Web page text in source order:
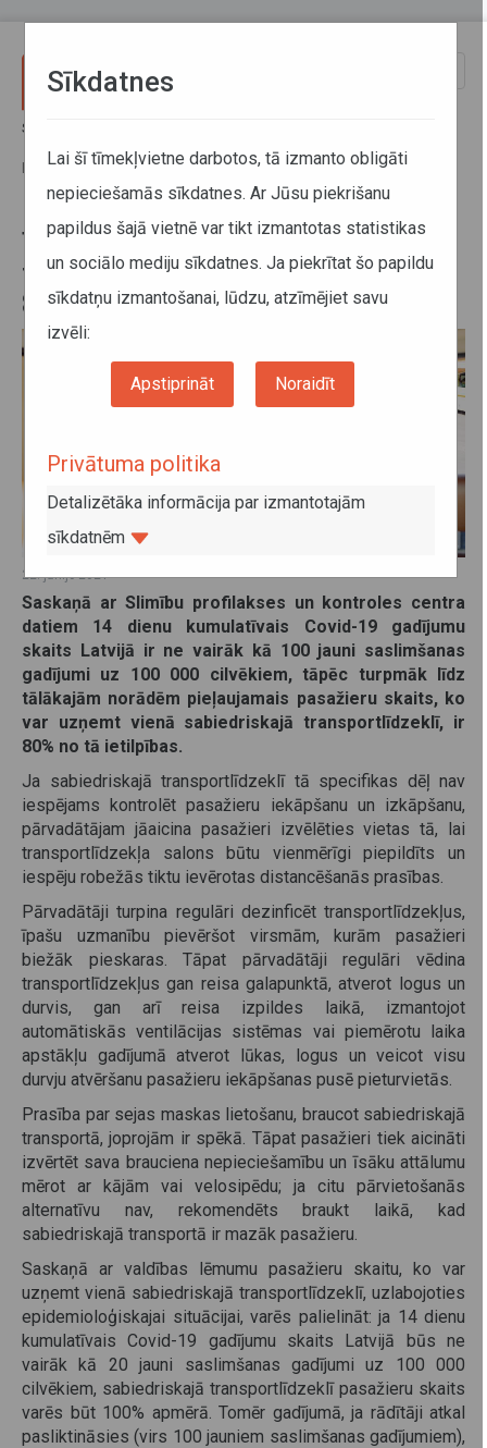
Sākums
pasažieru no tā ietilpības
Turpmāk vienā sabiedriskajā
transportlīdzeklī varēs uzņemt
80% pasažieru no tā ietilpības
22. jūnijs 2021
Saskaņā ar Slimību profilakses un kontroles centra
datiem 14 dienu kumulatīvais Covid-19 gadījumu
skaits Latvijā ir ne vairāk kā 100 jauni saslimšanas
gadījumi uz 100 000 cilvēkiem, tāpēc turpmāk līdz
tālākajām norādēm pieļaujamais pasažieru skaits, ko
var uzņemt vienā sabiedriskajā transportlīdzeklī, ir
80% no tā ietilpības.
Ja sabiedriskajā transportlīdzeklī tā specifikas dēļ nav
iespējams kontrolēt pasažieru iekāpšanu un izkāpšanu,
pārvadātājam jāaicina pasažieri izvēlēties vietas tā, lai
transportlīdzekļa salons būtu vienmērīgi piepildīts un
iespēju robežās tiktu ievērotas distancēšanās prasības.
Pārvadātāji turpina regulāri dezinficēt transportlīdzekļus,
īpašu uzmanību pievēršot virsmām, kurām pasažieri
biežāk pieskaras. Tāpat pārvadātāji regulāri vēdina
transportlīdzekļus gan reisa galapunktā, atverot logus un
durvis, gan arī reisa izpildes laikā, izmantojot
automātiskās ventilācijas sistēmas vai piemērotu laika
apstākļu gadījumā atverot lūkas, logus un veicot visu
durvju atvēršanu pasažieru iekāpšanas pusē pieturvietās.
Prasība par sejas maskas lietošanu, braucot sabiedriskajā
transportā, joprojām ir spēkā. Tāpat pasažieri tiek aicināti
izvērtēt sava brauciena nepieciešamību un īsāku attālumu
mērot ar kājām vai velosipēdu; ja citu pārvietošanās
alternatīvu nav, rekomendēts braukt laikā, kad
sabiedriskajā transportā ir mazāk pasažieru.
Saskaņā ar valdības lēmumu pasažieru skaitu, ko var
uzņemt vienā sabiedriskajā transportlīdzeklī, uzlabojoties
epidemioloģiskajai situācijai, varēs palielināt: ja 14 dienu
kumulatīvais Covid-19 gadījumu skaits Latvijā būs ne
vairāk kā 20 jauni saslimšanas gadījumi uz 100 000
cilvēkiem, sabiedriskajā transportlīdzeklī pasažieru skaits
varēs būt 100% apmērā. Tomēr gadījumā, ja rādītāji atkal
pasliktināsies (virs 100 jauniem saslimšanas gadījumiem),
Sīkdatnes
Lai šī tīmekļvietne darbotos, tā izmanto obligāti
nepieciešamās sīkdatnes. Ar Jūsu piekrišanu
papildus šajā vietnē var tikt izmantotas statistikas
un sociālo mediju sīkdatnes. Ja piekrītat šo papildu
sīkdatņu izmantošanai, lūdzu, atzīmējiet savu
izvēli:
Apstiprināt Noraidīt
Privātuma politika
Detalizētāka informācija par izmantotajām
sīkdatnēm